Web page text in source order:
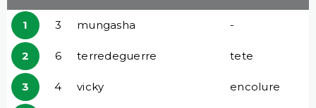
1 3 mungasha -
2 6 terredeguerre tete
3 4 vicky encolure